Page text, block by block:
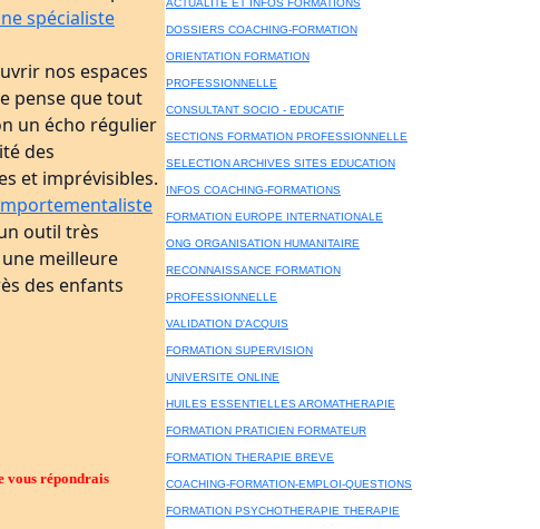
spécialiste
nos espaces
pense que tout
un écho régulier
des
et imprévisibles.
outil très
meilleure
des enfants
vous répondrais
ACTUALITE ET INFOS FORMATIONS
DOSSIERS COACHING-FORMATION
ORIENTATION FORMATION
PROFESSIONNELLE
CONSULTANT SOCIO - EDUCATIF
SECTIONS FORMATION PROFESSIONNELLE
SELECTION ARCHIVES SITES EDUCATION
INFOS COACHING-FORMATIONS
FORMATION EUROPE INTERNATIONALE
ONG ORGANISATION HUMANITAIRE
RECONNAISSANCE FORMATION
PROFESSIONNELLE
VALIDATION D'ACQUIS
FORMATION SUPERVISION
UNIVERSITE ONLINE
HUILES ESSENTIELLES AROMATHERAPIE
FORMATION PRATICIEN FORMATEUR
FORMATION THERAPIE BREVE
COACHING-FORMATION-EMPLOI-QUESTIONS
FORMATION PSYCHOTHERAPIE THERAPIE